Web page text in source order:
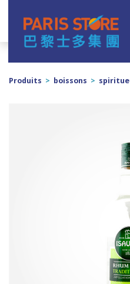
Navigation
Produits > boissons >